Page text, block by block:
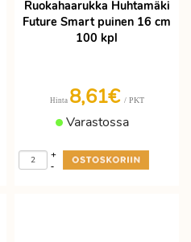
Ruokahaarukka Huhtamäki
Future Smart puinen 16 cm
100 kpl
Hinta 8,61€ / PKT
Varastossa
-
+